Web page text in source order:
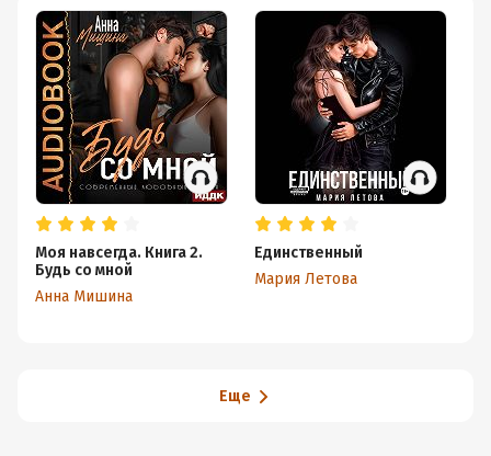
Моя навсегда. Книга 2.
Будь со мной
Анна Мишина
Единственный
Мария Летова
Еще